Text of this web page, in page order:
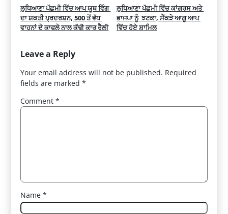
ਲੁਧਿਆਣਾ ਪੱਛਮੀ ਵਿੱਚ ਆਪ ਯੂਥ ਵਿੰਗ
ਦਾ ਸ਼ਕਤੀ ਪ੍ਰਦਰਸ਼ਨ, 500 ਤੋਂ ਵੱਧ
ਵਾਹਨਾਂ ਦੇ ਕਾਫਲੇ ਨਾਲ ਕੱਢੀ ਕਾਰ ਰੈਲੀ
ਲੁਧਿਆਣਾ ਪੱਛਮੀ ਵਿੱਚ ਕਾਂਗਰਸ ਅਤੇ
ਭਾਜਪਾ ਨੂੰ  ਝਟਕਾ, ਸੈਂਕੜੇ ਆਗੂ ਆਪ
ਵਿੱਚ ਹੋਏ ਸ਼ਾਮਿਲ
Leave a Reply
Your email address will not be published. Required
fields are marked*
Comment*
Name*